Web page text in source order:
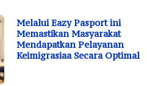
Melalui Eazy Pasport ini
Memastikan Masyarakat
Mendapatkan Pelayanan
Keimigrasiaa Secara Optimal